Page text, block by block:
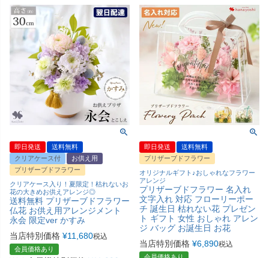
即日発送
送料無料
クリアケース付
お供え用
プリザーブドフラワー
クリアケース入り！夏限定！枯れないお
花の大きめお供えアレンジ◎
送料無料 プリザーブドフラワー
仏花 お供え用アレンジメント
永会 限定ver かすみ
当店特別価格 ¥11,680税込
会員価格あり
即日発送
送料無料
プリザーブドフラワー
オリジナルギフト♪おしゃれなフラワー
アレンジ
プリザーブドフラワー 名入れ
文字入れ 対応 フローリーポー
チ 誕生日 枯れない花 プレゼン
ト ギフト 女性 おしゃれ アレン
ジ バッグ お誕生日 お花
当店特別価格 ¥6,890税込